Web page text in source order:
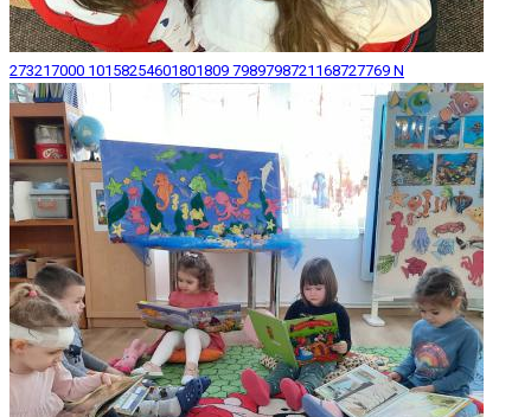
273217000 10158254601801809 7989798721168727769 N